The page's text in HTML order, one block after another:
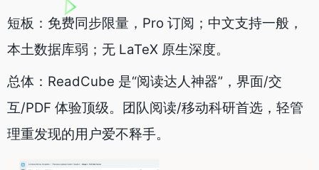
短板：免费同步限量，Pro 订阅；中文支持一般，
本土数据库弱；无 LaTeX 原生深度。
总体：ReadCube 是“阅读达人神器”，界面/交
互/PDF 体验顶级。团队阅读/移动科研首选，轻管
理重发现的用户爱不释手。